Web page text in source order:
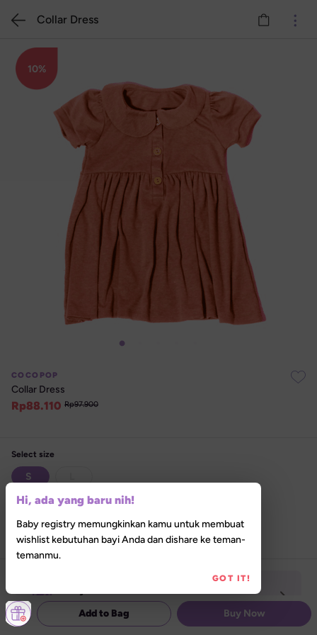
10%
COCOPOP
Collar Dress
Rp88.110 Rp97.900
Select size
S
Select variant
Pumpkin
Produk belum tersedia di Lilla Store
Collar Dress
Add to Bag Buy Now
Hi, ada yang baru nih!
Baby registry memungkinkan kamu untuk membuat
wishlist kebutuhan bayi Anda dan dishare ke teman-
temanmu.
GOT IT!